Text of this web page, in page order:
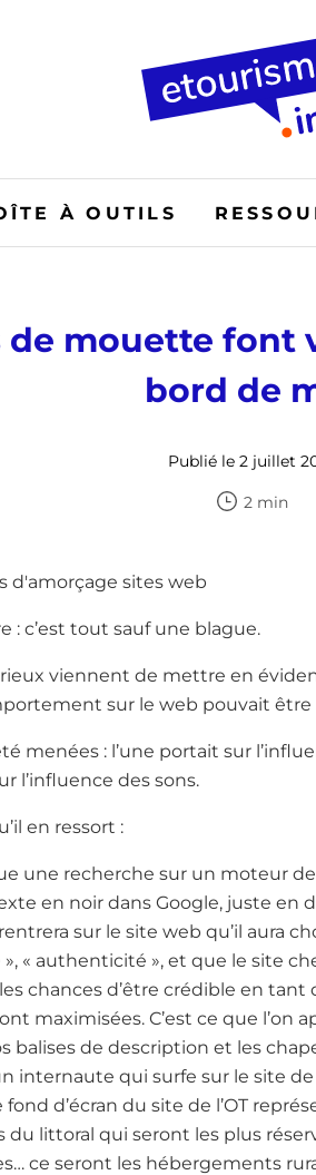
À OUTILS
de mouette font
bord de
Publié le 2 juillet
2 min
: c’est tout sauf une blague.
viennent de mettre en
sur le web pouvait
menées : l’une portait sur
l’influence des sons.
en ressort :
une recherche sur un moteur
en noir dans Google, juste en
sur le site web qu’il aura
», « authenticité », et que le site
chances d’être crédible en
maximisées. C’est ce que
balises de description et les
internaute qui surfe sur le site de
d’écran du site de l’OT
littoral qui seront les plus
ce seront les hébergements